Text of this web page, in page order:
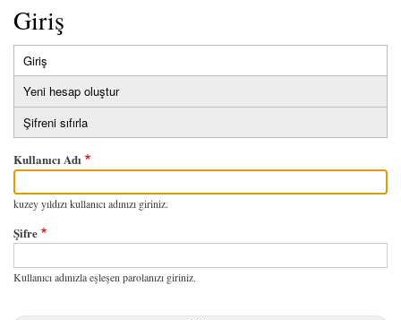
Giriş
Birincil
sekmeler
Giriş
sekme)
Yeni hesap oluştur
Şifreni sıfırla
Kullanıcı Adı
kuzey yıldızı kullanıcı adınızı giriniz.
Şifre
Kullanıcı adınızla eşleşen parolanızı giriniz.